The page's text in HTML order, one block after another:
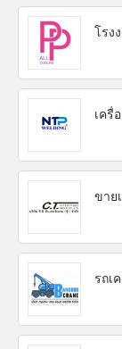
โรง
เครื่
ขาย
รถเ